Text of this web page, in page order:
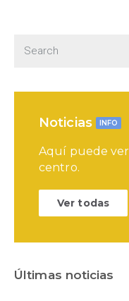
Noticias INFO
Aquí puede ver
centro.
Ver todas
Últimas noticias